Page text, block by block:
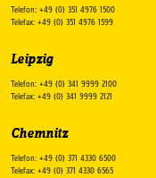
Telefon: +49 (0) 351 4976 1500
Telefax: +49 (0) 351 4976 1599
Leipzig
Telefon: +49 (0) 341 9999 2100
Telefax: +49 (0) 341 9999 2121
Chemnitz
Telefon: +49 (0) 371 4330 6500
Telefax: +49 (0) 371 4330 6565